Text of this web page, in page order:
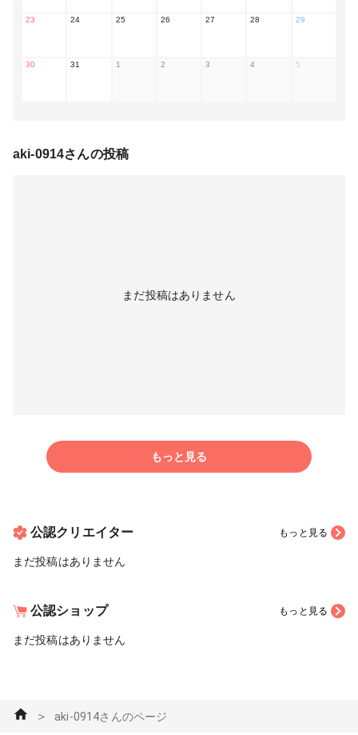
23 24 25 26 27 28 29
30 31 1 2 3 4 5
aki-0914さんの投稿
まだ投稿はありません
もっと見る
公認クリエイター もっと見る
まだ投稿はありません
公認ショップ もっと見る
まだ投稿はありません
＞ aki-0914さんのページ